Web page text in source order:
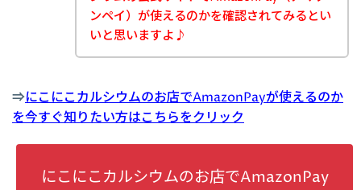
ンペイ）が使えるのかを確認されてみるとい
いと思いますよ♪
⇒にこにこカルシウムのお店でAmazonPayが使えるのか
を今すぐ知りたい方はこちらをクリック
にこにこカルシウムのお店でAmazonPay